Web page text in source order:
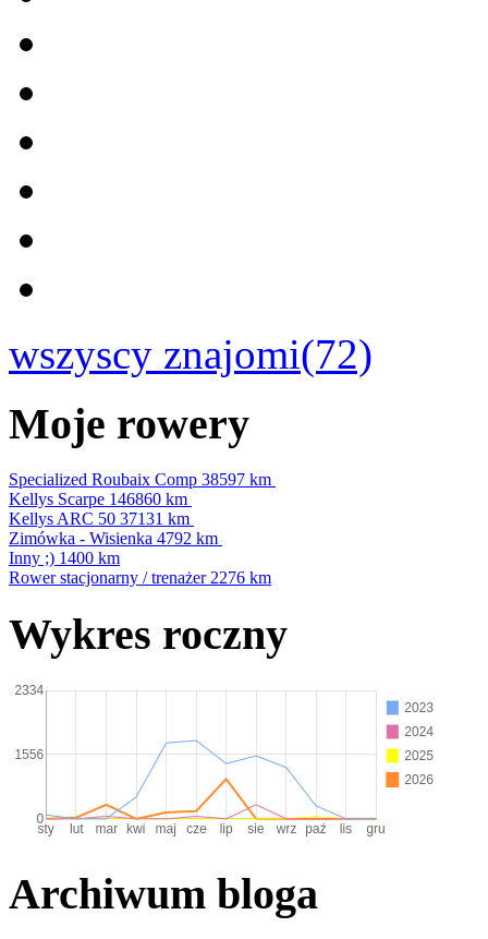
wszyscy znajomi(72)
Moje rowery
Specialized Roubaix Comp 38597 km
Kellys Scarpe 146860 km
Kellys ARC 50 37131 km
Zimówka - Wisienka 4792 km
Inny ;) 1400 km
Rower stacjonarny / trenażer 2276 km
Wykres roczny
Archiwum bloga